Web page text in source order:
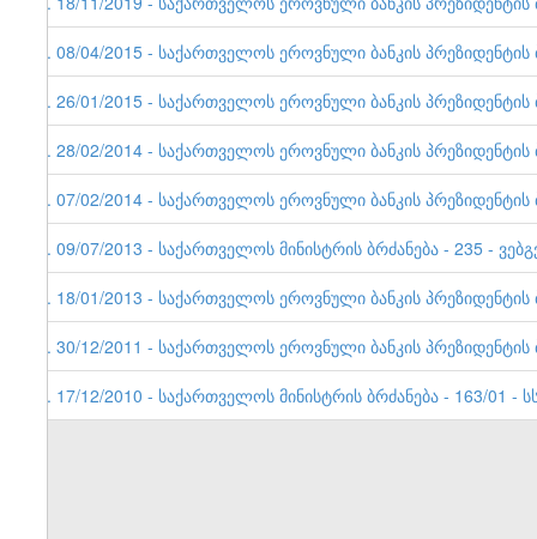
8. 08/04/2015 - საქართველოს ეროვნული ბანკის
7. 26/01/2015 - საქართველოს ეროვნული ბანკის
6. 28/02/2014 - საქართველოს ეროვნული ბანკის
5. 07/02/2014 - საქართველოს ეროვნული ბანკის
4. 09/07/2013 - საქართველოს მინისტრის ბრძანება - 235 -
3. 18/01/2013 - საქართველოს ეროვნული ბანკის
2. 30/12/2011 - საქართველოს ეროვნული ბანკის
1. 17/12/2010 - საქართველოს მინისტრის ბრძანება - 163/01 -